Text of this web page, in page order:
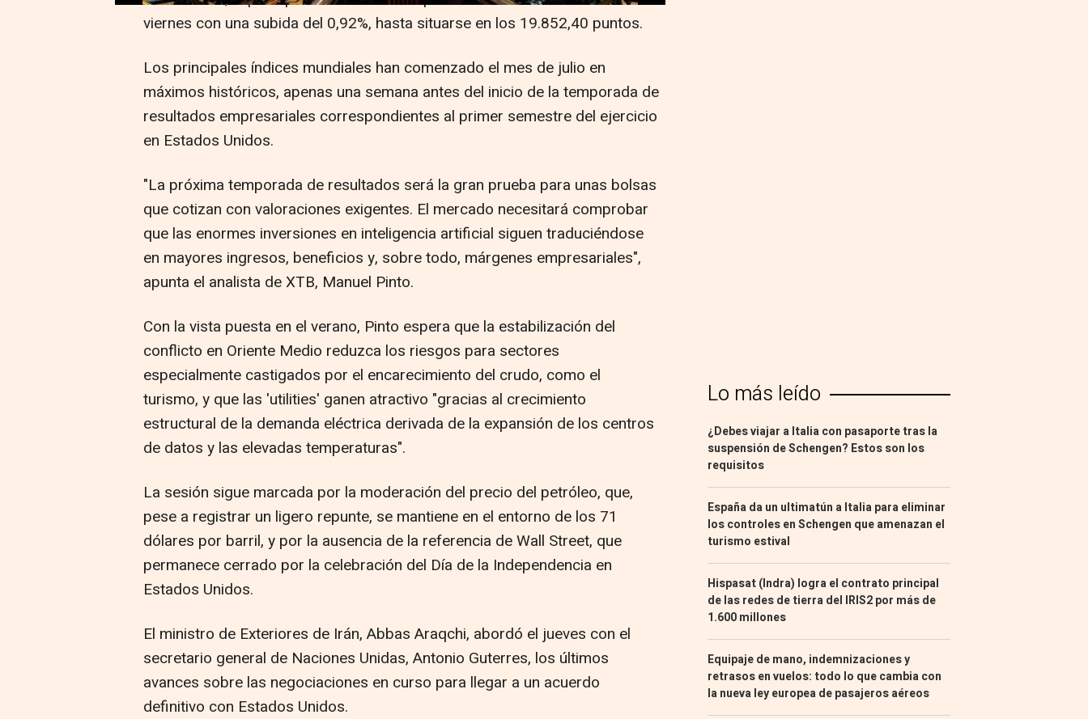
viernes con una subida del 0,92%, hasta situarse en los 19.852,40 puntos.
Los principales índices mundiales han comenzado el mes de julio en
máximos históricos, apenas una semana antes del inicio de la temporada de
resultados empresariales correspondientes al primer semestre del ejercicio
en Estados Unidos.
"La próxima temporada de resultados será la gran prueba para unas bolsas
que cotizan con valoraciones exigentes. El mercado necesitará comprobar
que las enormes inversiones en inteligencia artificial siguen traduciéndose
en mayores ingresos, beneficios y, sobre todo, márgenes empresariales",
apunta el analista de XTB, Manuel Pinto.
Con la vista puesta en el verano, Pinto espera que la estabilización del
conflicto en Oriente Medio reduzca los riesgos para sectores
especialmente castigados por el encarecimiento del crudo, como el
turismo, y que las 'utilities' ganen atractivo "gracias al crecimiento
estructural de la demanda eléctrica derivada de la expansión de los centros
de datos y las elevadas temperaturas".
La sesión sigue marcada por la moderación del precio del petróleo, que,
pese a registrar un ligero repunte, se mantiene en el entorno de los 71
dólares por barril, y por la ausencia de la referencia de Wall Street, que
permanece cerrado por la celebración del Día de la Independencia en
Estados Unidos.
El ministro de Exteriores de Irán, Abbas Araqchi, abordó el jueves con el
secretario general de Naciones Unidas, Antonio Guterres, los últimos
avances sobre las negociaciones en curso para llegar a un acuerdo
definitivo con Estados Unidos.
Lo más leído
¿Debes viajar a Italia con pasaporte tras la
suspensión de Schengen? Estos son los
requisitos
España da un ultimatún a Italia para eliminar
los controles en Schengen que amenazan el
turismo estival
Hispasat (Indra) logra el contrato principal
de las redes de tierra del IRIS2 por más de
1.600 millones
Equipaje de mano, indemnizaciones y
retrasos en vuelos: todo lo que cambia con
la nueva ley europea de pasajeros aéreos